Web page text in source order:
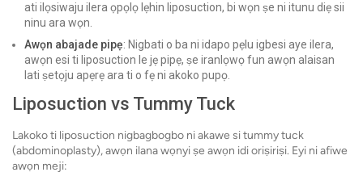
ati ilọsiwaju ilera ọpọlọ lẹhin liposuction, bi wọn ṣe ni itunu diẹ sii
ninu ara wọn.
Awọn abajade pipẹ: Nigbati o ba ni idapo pẹlu igbesi aye ilera,
awọn esi ti liposuction le jẹ pipẹ, ṣe iranlọwọ fun awọn alaisan
lati ṣetọju apẹrẹ ara ti o fẹ ni akoko pupọ.
Liposuction vs Tummy Tuck
Lakoko ti liposuction nigbagbogbo ni akawe si tummy tuck
(abdominoplasty), awọn ilana wọnyi ṣe awọn idi oriṣiriṣi. Eyi ni afiwe
awọn meji: